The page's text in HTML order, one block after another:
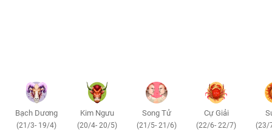
Bạch Dương
(21/3- 19/4)
Kim Ngưu
(20/4- 20/5)
Song Tử
(21/5- 21/6)
Cự Giải
(22/6- 22/7) (23/